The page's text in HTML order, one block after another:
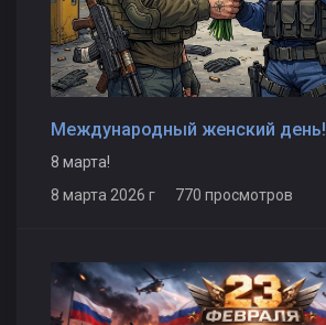
Международный женский день!
8 марта!
8 марта 2026 г 770 просмотров